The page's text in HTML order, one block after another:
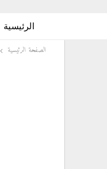
الرئيسية
الصفحة الرئيسية